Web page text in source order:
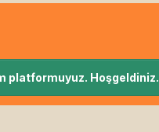
platformuyuz. Hoşgeldiniz.